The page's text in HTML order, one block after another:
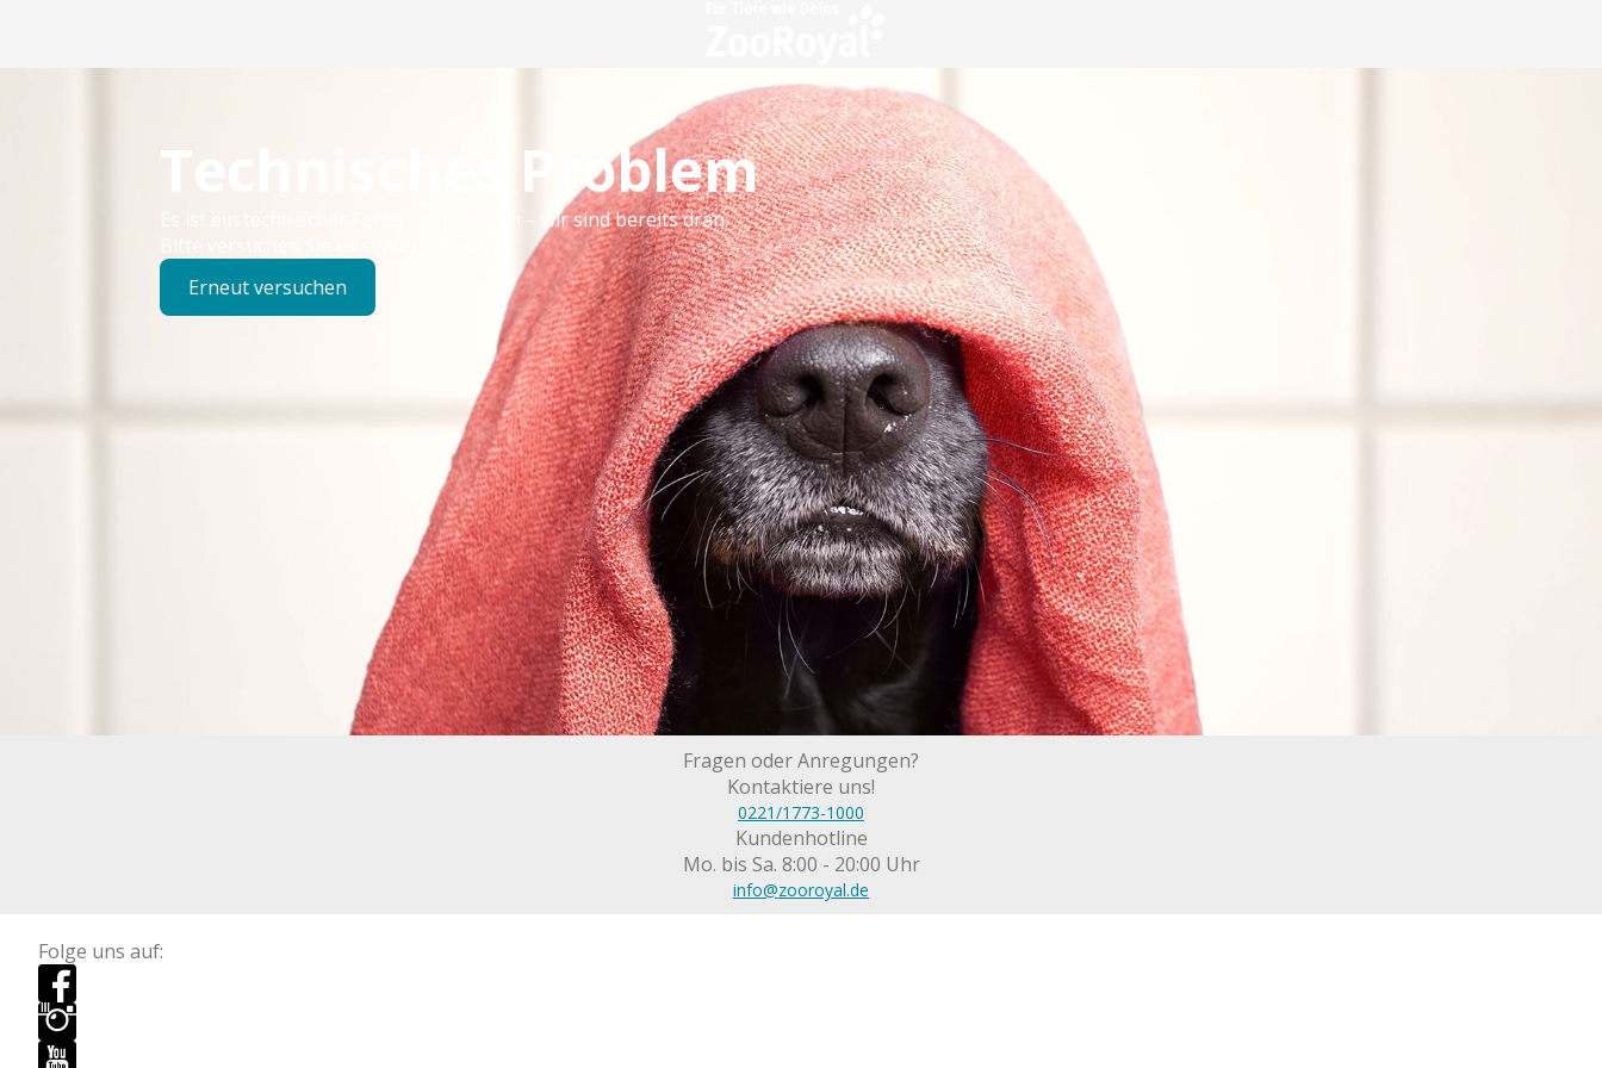
Technisches Problem
Es ist ein technischer Fehler aufgetreten – wir sind bereits dran.
Bitte versuchen Sie es später erneut.
Erneut versuchen
Fragen oder Anregungen?
Kontaktiere uns!
0221/1773-1000
Kundenhotline
Mo. bis Sa. 8:00 - 20:00 Uhr
info@zooroyal.de
Folge uns auf: